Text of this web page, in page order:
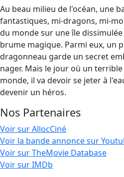
Au beau milieu de l'océan, une
fantastiques, mi-dragons, mi-
du monde sur une île
brume magique. Parmi eux, un
dragonneau garde un secret
nager. Mais le jour où un
monde, il va devoir se jeter à
devenir un héros.
Nos Partenaires
Voir sur AllocCiné
Voir la bande annonce sur
Voir sur TheMovie Database
Voir sur IMDb